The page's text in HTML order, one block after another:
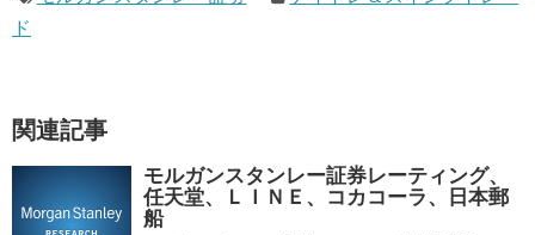
ド
関連記事
モルガンスタンレー証券レーティング、
任天堂、ＬＩＮＥ、コカコーラ、日本郵
船